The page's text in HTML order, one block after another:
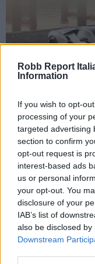
Robb Report
Information
If you wish to opt-
processing of your
targeted advertising
section to confirm
opt-out request is
interest-based ads
us or personal
your opt-out. You
disclosure of your
IAB’s list of
also be disclosed
Downstream
Revuelto